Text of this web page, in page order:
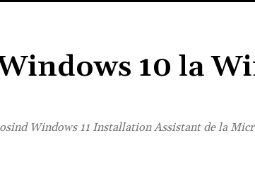
10 la
Windows 11 Installation Assistant de la